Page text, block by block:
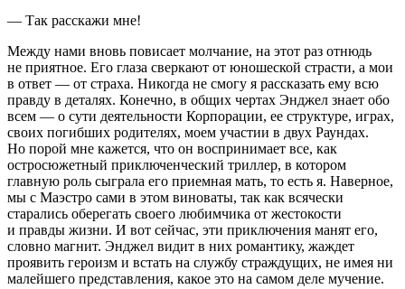
— Так расскажи мне!
Между нами вновь повисает молчание, на этот раз отнюдь
не приятное. Его глаза сверкают от юношеской страсти, а мои
в ответ — от страха. Никогда не смогу я рассказать ему всю
правду в деталях. Конечно, в общих чертах Энджел знает обо
всем — о сути деятельности Корпорации, ее структуре, играх,
своих погибших родителях, моем участии в двух Раундах.
Но порой мне кажется, что он воспринимает все, как
остросюжетный приключенческий триллер, в котором
главную роль сыграла его приемная мать, то есть я. Наверное,
мы с Маэстро сами в этом виноваты, так как всячески
старались оберегать своего любимчика от жестокости
и правды жизни. И вот сейчас, эти приключения манят его,
словно магнит. Энджел видит в них романтику, жаждет
проявить героизм и встать на службу страждущих, не имея ни
малейшего представления, какое это на самом деле мучение.